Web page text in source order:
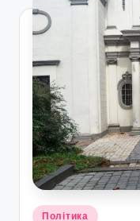
Опубліковано
Політика